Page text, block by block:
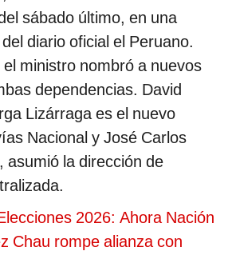
sábado último, en una
diario oficial el Peruano.
ministro nombró a nuevos
dependencias. David
Lizárraga es el nuevo
Nacional y José Carlos
asumió la dirección de
2026: Ahora Nación
Chau rompe alianza con